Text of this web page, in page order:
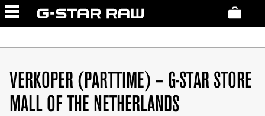
VERKOPER (PARTTIME) – G-STAR STORE
MALL OF THE NETHERLANDS